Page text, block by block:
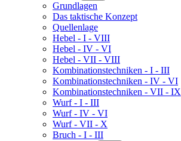
Grundlagen
Das taktische Konzept
Quellenlage
Hebel - I - VIII
Hebel - IV - VI
Hebel - VII - VIII
Kombinationstechniken - I - III
Kombinationstechniken - IV - VI
Kombinationstechniken - VII - IX
Wurf - I - III
Wurf - IV - VI
Wurf - VII - X
Bruch - I - III